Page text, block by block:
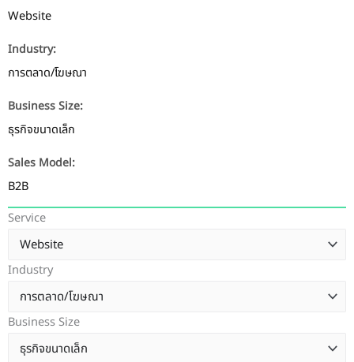
Website
Industry:
การตลาด/โฆษณา
Business Size:
ธุรกิจขนาดเล็ก
Sales Model:
B2B
Service
Industry
Business Size